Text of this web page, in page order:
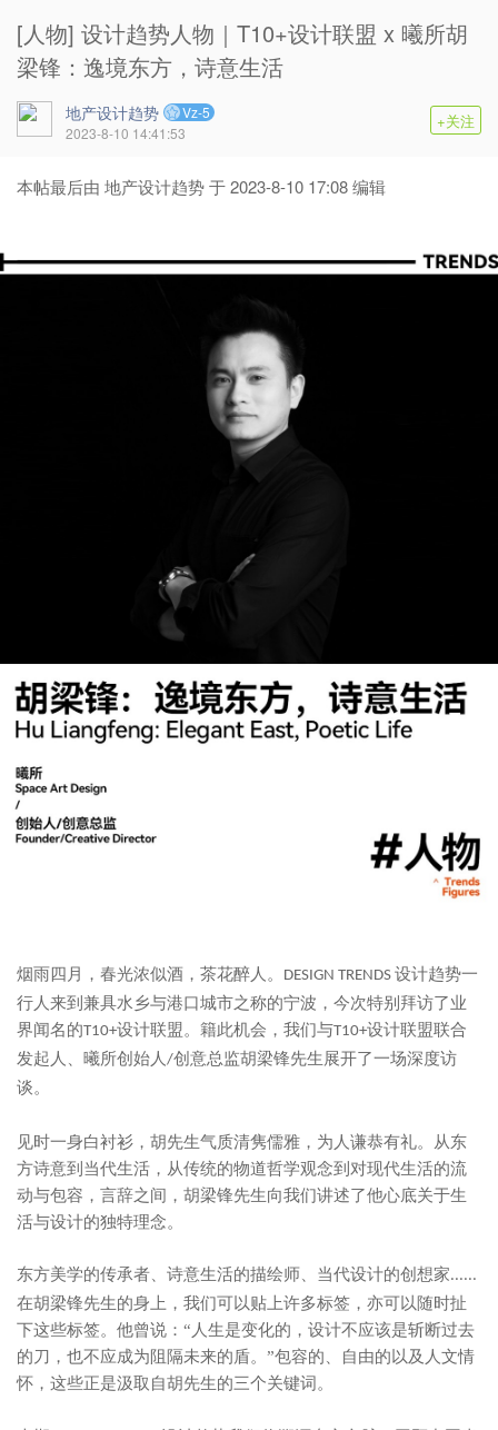
[人物] 设计趋势人物｜T10+设计联盟 x 曦所胡
梁锋：逸境东方，诗意生活
地产设计趋势
Vz-5
2023-8-10 14:41:53
+关注
本帖最后由 地产设计趋势 于 2023-8-10 17:08 编辑
烟雨四月，春光浓似酒，茶花醉人。 DESIGN TRENDS 设计趋势一
行人来到兼具水乡与港口城市之称的宁波，今次特别拜访了业
界闻名的T10+设计联盟。籍此机会，我们与T10+设计联盟联合
发起人、曦所创始人 /创意总监胡梁锋先生展开了一场深度访
谈。
见时一身白衬衫，胡先生气质清隽儒雅，为人谦恭有礼。从东
方诗意到当代生活，从传统的物道哲学观念到对现代生活的流
动与包容，言辞之间，胡梁锋先生向我们讲述了他心底关于生
活与设计的独特理念。
东方美学的传承者、诗意生活的描绘师、当代设计的创想家......
在胡梁锋先生的身上，我们可以贴上许多标签，亦可以随时扯
下这些标签。他曾说：“人生是变化的，设计不应该是斩断过去
的刀，也不应成为阻隔未来的盾。”包容的、自由的以及人文情
怀，这些正是汲取自胡先生的三个关键词。